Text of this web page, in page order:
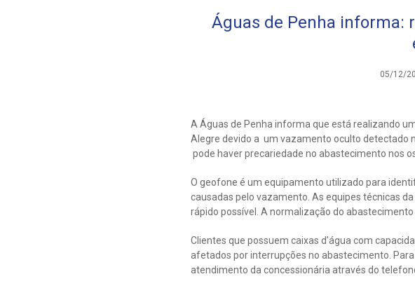
Águas de Penha informa:
05/12/
A Águas de Penha informa que está realizando
Alegre devido a um vazamento oculto detectado
pode haver precariedade no abastecimento nos
O geofone é um equipamento utilizado para
causadas pelo vazamento. As equipes técnicas
rápido possível. A normalização do
Clientes que possuem caixas d’água com
afetados por interrupções no abastecimento.
atendimento da concessionária através do